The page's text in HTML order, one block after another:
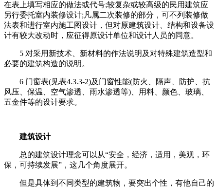
在表上填写相应的做法或代号;较复杂或较高级的民用建筑应
另行委托室内装修设计;凡属二次装修的部分，可不列装修做
法表和进行室内施工图设计，但对原建筑设计、结构和设备设
计有较大改动时，应征得原设计单位和设计人员的同意。
5 对采用新技术、新材料的作法说明及对特殊建筑造型和
必要的建筑构造的说明。
6 门窗表(见表4.3.3-2)及门窗性能(防火、隔声、防护、抗
风压、保温、空气渗透、雨水渗透等)、用料、颜色、玻璃、
五金件等的设计要求。
建筑设计
总的建筑设计理念可以从“安全，经济，适用，美观，环
保，可持续发展”，这几个角度展开。
但是具体到不同类型的建筑物，要突出个性，有他自己的